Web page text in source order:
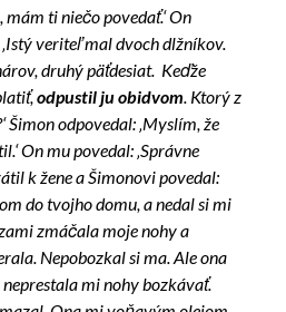
mám ti niečo povedať.‘ On
veriteľ mal dvoch dlžníkov.
druhý päťdesiat. Keďže
odpustil ju obidvom . Ktorý z
Šimon odpovedal: ‚Myslím, že
On mu povedal: ‚Správne
k žene a Šimonovi povedal:
do tvojho domu, a nedal si mi
zmáčala moje nohy a
Nepobozkal si ma. Ale ona
mi nohy bozkávať.